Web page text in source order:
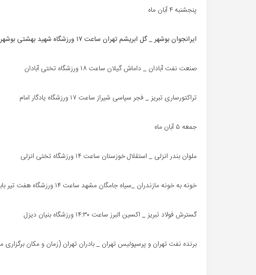
پنجشنبه ۴ آبان ماه
ایرانجوان بوشهر _ گل ابریشم تهران ساعت ۱۷ ورزشگاه شهید بهشتی بوشهر
صنعت نفت آبادان _ داماش گیلان ساعت ۱۸ ورزشگاه تختی آبادان
تراکتورساری تبریز _ فجر سپاسی شیراز ساعت ۱۷ ورزشگاه یادگار امام
جمعه ۵ آبان ماه
ملوان بندر انزلی _ استقلال خوزستان ساعت ۱۴ ورزشگاه تختی انزلی
خونه به خونه مازندران _سیاه جامگان مشهد ساعت ۱۴ ورزشگاه هفت تیر بابل
گسترش فولاد تبریز _ اکسین البرز ساعت ۱۴:۳۰ ورزشگاه بنیان دیزل
برنده نفت تهران و پرسپولیس تهران _ بادران تهران (زمان و مکان برگزاری